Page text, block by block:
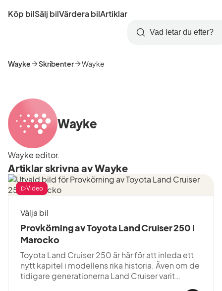
till
Startsida
Köp bilSälj bilVärdera bilArtiklar
Skapa
konto
Logga
in
Sök
Wayke Skribenter Wayke
Wayke
Wayke editor.
Artiklar skrivna av Wayke
Välja bil
Provkörning av Toyota Land Cruiser 250 i
Marocko
Toyota Land Cruiser 250 är här för att inleda ett
nytt kapitel i modellens rika historia. Även om de
tidigare generationerna Land Cruiser varit
Video